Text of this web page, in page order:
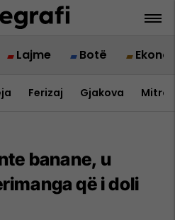
Lajme Botë
Ferizaj Gjakova
banane, u
që i doli